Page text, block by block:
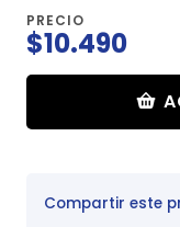
PRECIO
$10.490
Compartir este